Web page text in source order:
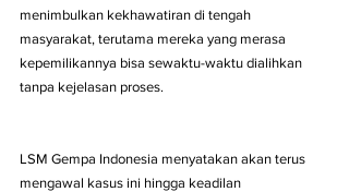
menimbulkan kekhawatiran di tengah
masyarakat, terutama mereka yang merasa
kepemilikannya bisa sewaktu-waktu dialihkan
tanpa kejelasan proses.
LSM Gempa Indonesia menyatakan akan terus
mengawal kasus ini hingga keadilan